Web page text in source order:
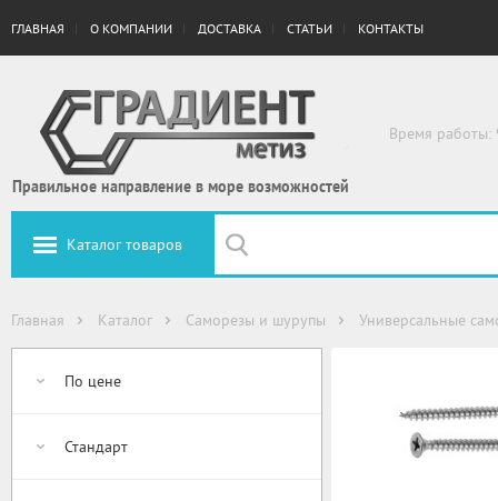
ГЛАВНАЯ О КОМПАНИИ ДОСТАВКА СТАТЬИ КОНТАКТЫ
Правильное направление в море возможностей
Время работы:
Каталог товаров
Главная Каталог Саморезы и шурупы Универсальные
По цене
Стандарт